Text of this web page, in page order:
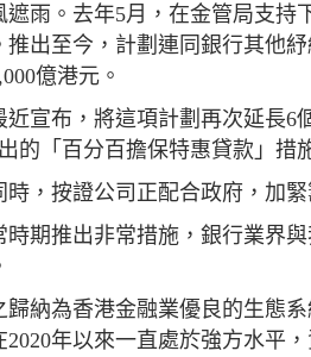
遮雨。去年5月，在金管局支持
推出至今，計劃連同銀行其他
億港元。
近宣布，將這項計劃再次延長6
的「百分百擔保特惠貸款」措
時，按證公司正配合政府，加
時期推出非常措施，銀行業界
歸納為香港金融業優良的生態
2020年以來一直處於強方水平